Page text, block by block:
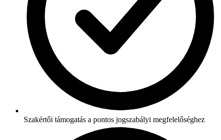
Szakértői támogatás a pontos jogszabályi megfelelőséghez